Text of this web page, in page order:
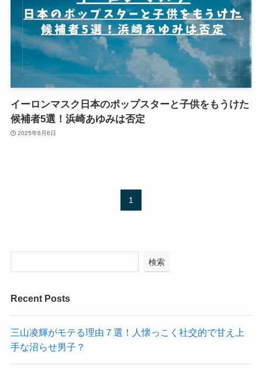
イーロンマスク日本のポップスターと子供をもうけた
候補者5選！浜崎あゆみは否定
2025年6月6日
1
検索
Recent Posts
三山凌輝がモテる理由７選！人懐っこく社交的で甘え上
手な沼らせ男子？